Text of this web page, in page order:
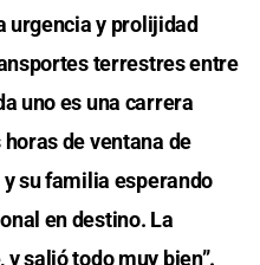
urgencia y prolijidad
terrestres entre
uno es una carrera
de ventana de
su familia esperando
en destino. La
salió todo muy bien”.